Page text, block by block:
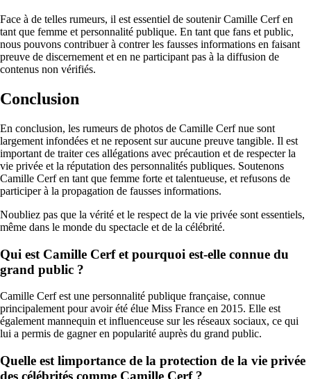
Face à de telles rumeurs, il est essentiel de soutenir Camille Cerf en
tant que femme et personnalité publique. En tant que fans et public,
nous pouvons contribuer à contrer les fausses informations en faisant
preuve de discernement et en ne participant pas à la diffusion de
contenus non vérifiés.
Conclusion
En conclusion, les rumeurs de photos de Camille Cerf nue sont
largement infondées et ne reposent sur aucune preuve tangible. Il est
important de traiter ces allégations avec précaution et de respecter la
vie privée et la réputation des personnalités publiques. Soutenons
Camille Cerf en tant que femme forte et talentueuse, et refusons de
participer à la propagation de fausses informations.
Noubliez pas que la vérité et le respect de la vie privée sont essentiels,
même dans le monde du spectacle et de la célébrité.
Qui est Camille Cerf et pourquoi est-elle connue du
grand public ?
Camille Cerf est une personnalité publique française, connue
principalement pour avoir été élue Miss France en 2015. Elle est
également mannequin et influenceuse sur les réseaux sociaux, ce qui
lui a permis de gagner en popularité auprès du grand public.
Quelle est limportance de la protection de la vie privée
des célébrités comme Camille Cerf ?